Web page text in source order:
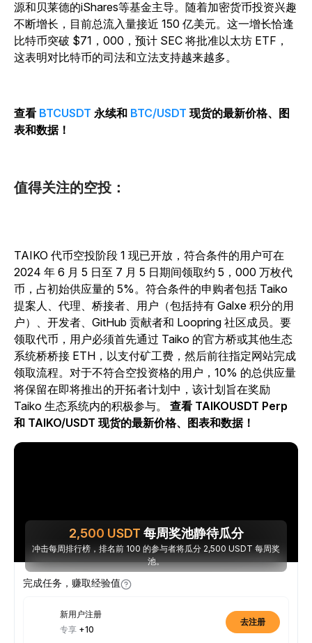
源和贝莱德的iShares等基金主导。随着加密货币投资兴趣
不断增长，目前总流入量接近 150 亿美元。这一增长恰逢
比特币突破 $71，000，预计 SEC 将批准以太坊 ETF，
这表明对比特币的司法和立法支持越来越多。
查看 BTCUSDT 永续和 BTC/USDT 现货的最新价格、图
表和数据！
值得关注的空投：
TAIKO 代币空投阶段 1 现已开放，符合条件的用户可在
2024 年 6 月 5 日至 7 月 5 日期间领取约 5，000 万枚代
币，占初始供应量的 5%。 符合条件的申购者包括 Taiko
提案人、代理、桥接者、用户（包括持有 Galxe 积分的用
户）、开发者、GitHub 贡献者和 Loopring 社区成员。要
领取代币，用户必须首先通过 Taiko 的官方桥或其他生态
系统桥桥接 ETH，以支付矿工费，然后前往指定网站完成
领取流程。对于不符合空投资格的用户，10% 的总供应量
将保留在即将推出的开拓者计划中，该计划旨在奖励
Taiko 生态系统内的积极参与。
查看 TAIKOUSDT Perp
和 TAIKO/USDT 现货的最新价格、图表和数据！
2,500 USDT 每周奖池静待瓜分
冲击每周排行榜，排名前 100 的参与者将瓜分 2,500 USDT 每周奖
池。
完成任务，赚取经验值
新用户注册
专享 +10
去注册